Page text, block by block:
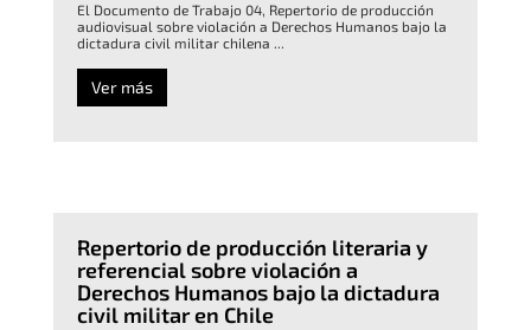
El Documento de Trabajo 04, Repertorio de producción
audiovisual sobre violación a Derechos Humanos bajo la
dictadura civil militar chilena ...
Ver más
Repertorio de producción literaria y
referencial sobre violación a
Derechos Humanos bajo la dictadura
civil militar en Chile